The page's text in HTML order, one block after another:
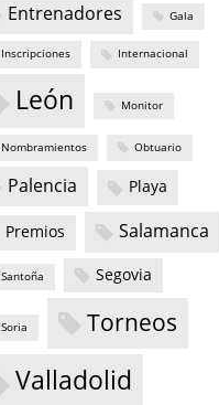
Entrenadores Gala
Inscripciones Internacional
León Monitor
Nombramientos Obtuario
Palencia Playa
Premios Salamanca
Santoña Segovia
Soria Torneos
Valladolid